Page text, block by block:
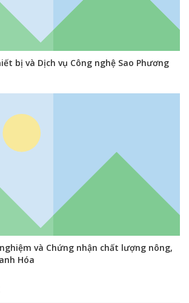
bị và Dịch vụ Công nghệ Sao Phương
và Chứng nhận chất lượng nông,
Hóa